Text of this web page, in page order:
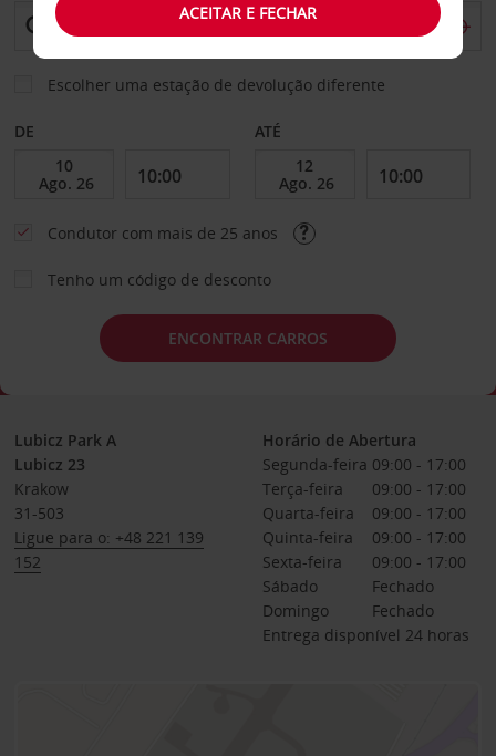
Escolher uma estação de devolução diferente
DE ATÉ
Condutor com mais de 25 anos
Tenho um código de desconto
ENCONTRAR CARROS
Lubicz Park A
Lubicz 23
Krakow
31-503
Ligue para o: +48 221 139
152
Horário de Abertura
Segunda-feira 09:00 - 17:00
Terça-feira
09:00 - 17:00
Quarta-feira
09:00 - 17:00
Quinta-feira
09:00 - 17:00
Sexta-feira
09:00 - 17:00
Sábado
Fechado
Domingo
Fechado
Entrega disponível 24 horas
ACEITAR E FECHAR